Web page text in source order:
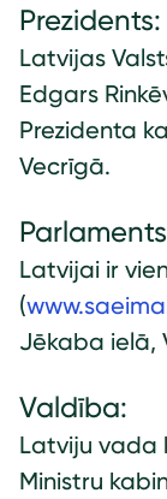
Prezidents:
Latvijas
Edgars
Prezidenta
Vecrīgā.
Latvijai ir
(
Jēkaba ielā,
Valdība:
Latviju vada
Ministru